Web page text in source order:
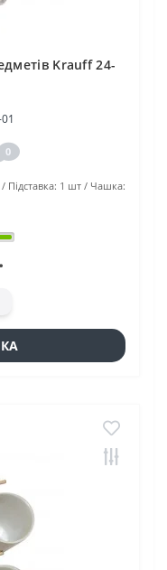
Krauff 24-
0
Підставка: 1 шт
Чашка: